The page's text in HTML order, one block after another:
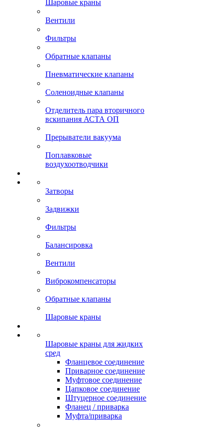
Шаровые краны
Вентили
Фильтры
Обратные клапаны
Пневматические клапаны
Соленоидные клапаны
Отделитель пара вторичного
вскипания АСТА ОП
Прерыватели вакуума
Поплавковые
воздухоотводчики
Затворы
Задвижки
Фильтры
Балансировка
Вентили
Виброкомпенсаторы
Обратные клапаны
Шаровые краны
Шаровые краны для жидких
сред
Фланцевое соединение
Приварное соединение
Муфтовое соединение
Цапковое соединение
Штуцерное соединение
Фланец / приварка
Муфта/приварка